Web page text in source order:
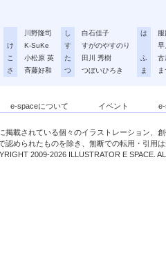
川野隆司
け
K-SuKe
こ
小松原 英
さ
斉藤好和
し
白石佳子
す
すがのやすのり
た
田川 秀樹
つ
つぼいひろき
は
早
ふ
古
ま
e-spaceについて イベント
掲載されている個々のイラストレーション、
認められたものを除き、無断での転用・引用
2009-2026 ILLUSTRATOR E SPACE.